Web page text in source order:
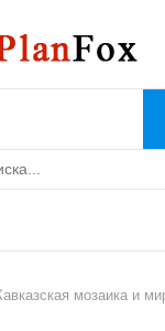
мозаика и